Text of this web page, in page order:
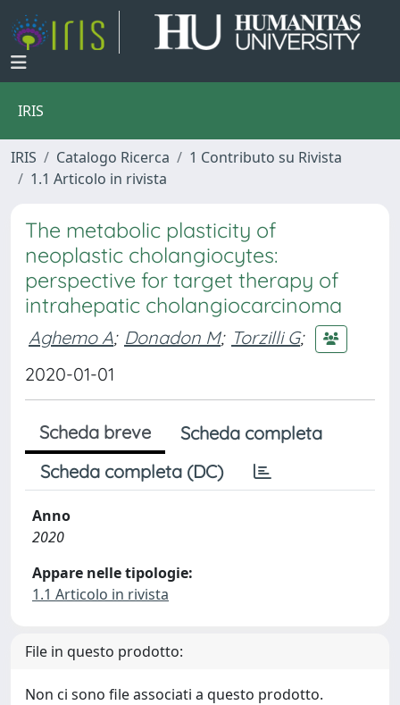
IRIS
IRIS Catalogo Ricerca
1 Contributo su Rivista
1.1 Articolo in rivista
The metabolic plasticity of
neoplastic cholangiocytes:
perspective for target therapy of
intrahepatic cholangiocarcinoma
Aghemo A; Donadon M; Torzilli G;
2020-01-01
Scheda breve
Scheda completa
Scheda completa (DC)
Anno
2020
Appare nelle tipologie:
1.1 Articolo in rivista
File in questo prodotto:
Non ci sono file associati a questo prodotto.